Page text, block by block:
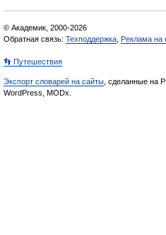
© Академик, 2000-2026
Обратная связь: Техподдержка Реклама на
👣 Путешествия
Экспорт словарей на сайты , сделанные на
WordPress, MODx.